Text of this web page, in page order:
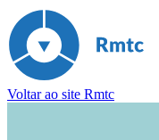
Voltar ao site Rmtc